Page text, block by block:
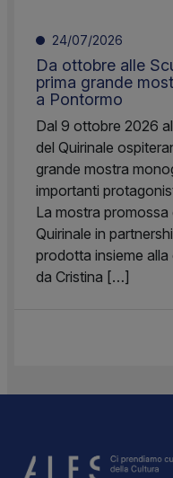
24/07/2026
Da ottobre alle
prima grande
a Pontormo
Dal 9 ottobre 2026
del Quirinale
grande mostra
importanti
La mostra promossa
Quirinale in
prodotta insieme
da Cristina […]